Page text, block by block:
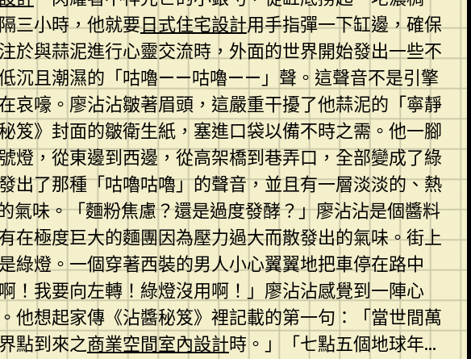
三小時，他就要日式住宅設計用手指彈一下缸邊，確保
與蒜泥進行心靈交流時，外面的世界開始發出一些不
低沉且潮濕的「咕嚕——咕嚕——」聲。這聲音不是引擎
哀嚎。廖沾沾皺著眉頭，這嚴重干擾了他蒜泥的「寧靜
笈》封面的皺衛生紙，塞進口袋以備不時之需。他一腳
燈，從東邊到西邊，從高架橋到巷弄口，全部變成了綠
出了那種「咕嚕咕嚕」的聲音，並且有一層淡淡的、熱
味。「麵粉焦慮？還是過度發酵？」廖沾沾是個醬料
在極度巨大的麵團因為壓力過大而散發出的氣味。街上
綠燈。一個穿著西裝的男人小心翼翼地把車停在路中
！我要向左轉！綠燈沒用啊！」廖沾沾感覺到一陣心
他想起家傳《沾醬秘笈》裡記載的第一句：「當世間萬
點到來之商業空間室內設計時。」「七點五個地球年…